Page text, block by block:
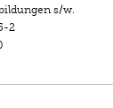
s/w.
2